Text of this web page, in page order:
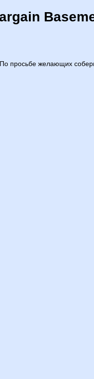
просьбе желающих